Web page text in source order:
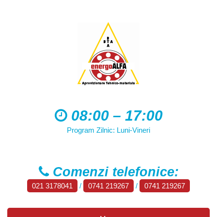
08:00 – 17:00
Program Zilnic: Luni-Vineri
Comenzi telefonice:
021 3178041 / 0741 219267 / 0741 219267